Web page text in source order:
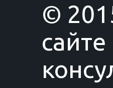
©